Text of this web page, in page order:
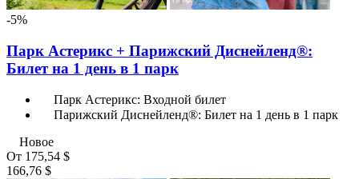
-5%
Парк Астерикс + Парижский Диснейленд®:
Билет на 1 день в 1 парк
Парк Астерикс: Входной билет
Парижский Диснейленд®: Билет на 1 день в 1 парк
Новое
От 175,54 $
166,76 $